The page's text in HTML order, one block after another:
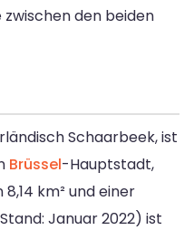
den beiden
Schaarbeek, ist
Brüssel-Hauptstadt,
km² und einer
Januar 2022) ist